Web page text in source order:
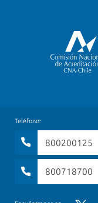
Teléfono:
800200125
800718700